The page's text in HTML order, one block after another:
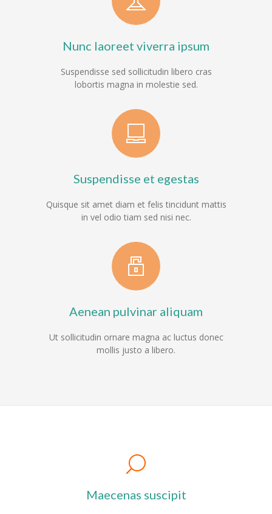
Nunc laoreet viverra ipsum
Suspendisse sed sollicitudin libero cras
lobortis magna in molestie sed.
Suspendisse et egestas
Quisque sit amet diam et felis tincidunt mattis
in vel odio tiam sed nisi nec.
Aenean pulvinar aliquam
Ut sollicitudin ornare magna ac luctus donec
mollis justo a libero.
Maecenas suscipit